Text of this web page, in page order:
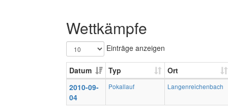
Wettkämpfe
Einträge anzeigen
Datum Typ
Ort
2010-09-
04
Pokallauf Langenreichenbach